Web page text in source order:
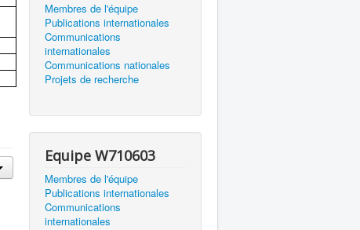
Membres de l'équipe
Publications internationales
Communications
internationales
Communications nationales
Projets de recherche
Equipe W710603
Membres de l'équipe
Publications internationales
Communications
internationales